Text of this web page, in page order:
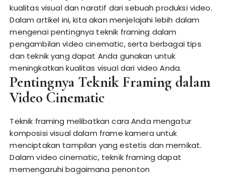
kualitas visual dan naratif dari sebuah produksi video.
Dalam artikel ini, kita akan menjelajahi lebih dalam
mengenai pentingnya teknik framing dalam
pengambilan video cinematic, serta berbagai tips
dan teknik yang dapat Anda gunakan untuk
meningkatkan kualitas visual dari video Anda.
Pentingnya Teknik Framing dalam
Video Cinematic
Teknik framing melibatkan cara Anda mengatur
komposisi visual dalam frame kamera untuk
menciptakan tampilan yang estetis dan memikat.
Dalam video cinematic, teknik framing dapat
memengaruhi bagaimana penonton